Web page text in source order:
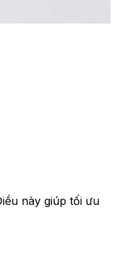
này giúp tối ưu